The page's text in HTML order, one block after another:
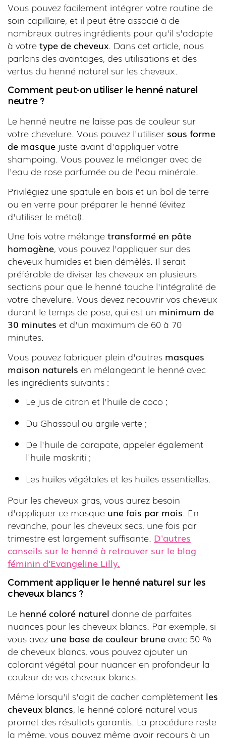
Vous pouvez facilement intégrer votre routine de
soin capillaire, et il peut être associé à de
nombreux autres ingrédients pour qu'il s'adapte
à votretype de cheveux. Dans cet article, nous
parlons des avantages, des utilisations et des
vertus du henné naturel sur les cheveux.
Comment peut-on utiliser le henné naturel
neutre ?
Le henné neutre ne laisse pas de couleur sur
votre chevelure. Vous pouvez l'utiliser sous forme
de masque juste avant d'appliquer votre
shampoing. Vous pouvez le mélanger avec de
l'eau de rose parfumée ou de l'eau minérale.
Privilégiez une spatule en bois et un bol de terre
ou en verre pour préparer le henné (évitez
d'utiliser le métal).
Une fois votre mélangetransformé en pâte
homogène, vous pouvez l'appliquer sur des
cheveux humides et bien démêlés. Il serait
préférable de diviser les cheveux en plusieurs
sections pour que le henné touche l'intégralité de
votre chevelure. Vous devez recouvrir vos cheveux
durant le temps de pose, qui est un minimum de
30 minutes et d'un maximum de 60 à 70
minutes.
Vous pouvez fabriquer plein d'autres masques
maison naturels en mélangeant le henné avec
les ingrédients suivants :
Le jus de citron et l'huile de coco ;
Du Ghassoul ou argile verte ;
De l'huile de carapate, appeler également
l'huile maskriti ;
Les huiles végétales et les huiles essentielles.
Pour les cheveux gras, vous aurez besoin
d'appliquer ce masque une fois par mois. En
revanche, pour les cheveux secs, une fois par
trimestre est largement suffisante. D'autres
conseils sur le henné à retrouver sur le blog
féminin d'Evangeline Lilly.
Comment appliquer le henné naturel sur les
cheveux blancs ?
Le henné coloré naturel donne de parfaites
nuances pour les cheveux blancs. Par exemple, si
vous avez une base de couleur bruneavec 50 %
de cheveux blancs, vous pouvez ajouter un
colorant végétal pour nuancer en profondeur la
couleur de vos cheveux blancs.
Même lorsqu'il s'agit de cacher complètement les
cheveux blancs, le henné coloré naturel vous
promet des résultats garantis. La procédure reste
la même, vous pouvez même avoir recours à un